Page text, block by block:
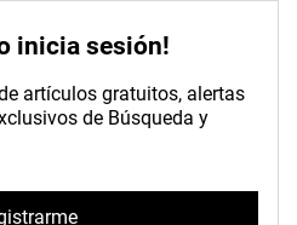
inicia sesión!
artículos gratuitos, alertas
de Búsqueda y